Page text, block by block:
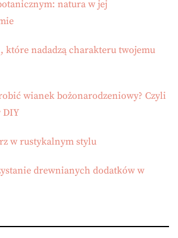
natura w jej
które nadadzą charakteru twojemu
wianek bożonarodzeniowy? Czyli
DIY
w rustykalnym stylu
drewnianych dodatków w